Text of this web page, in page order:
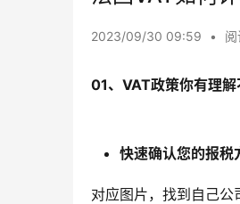
2023/09/30 09:59 • 阅
01、 VAT政策你有理解
快速确认您的报税
对应图片，找到自己